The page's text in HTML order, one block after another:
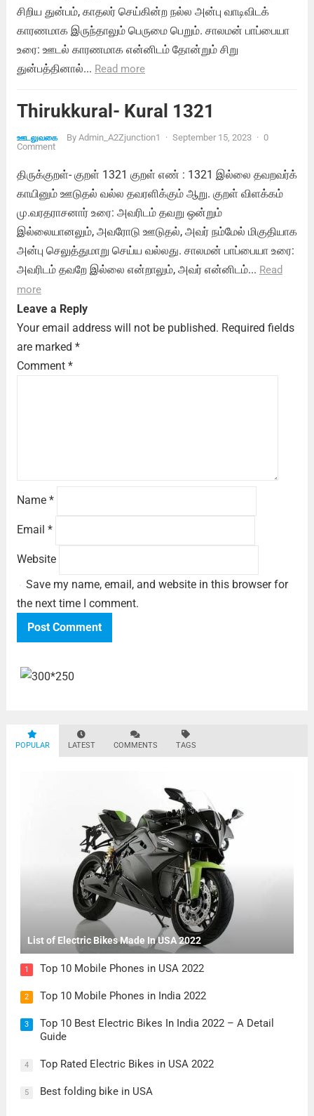
சிறிய துன்பம், காதலர் செய்கின்ற நல்ல அன்பு வாடிவிடக்
காரணமாக இருந்தாலும் பெருமை பெறும். சாலமன் பாப்பையா
உரை: ஊடல் காரணமாக என்னிடம் தோன்றும் சிறு
துன்பத்தினால்... Read more
Thirukkural- Kural 1321
ஊடலுவகை By Admin_A2Zjunction1 · September 15, 2023 · 0
Comment
திருக்குறள்- குறள் 1321 குறள் எண் : 1321 இல்லை தவறவர்க்
காயினும் ஊடுதல் வல்ல தவரளிக்கும் ஆறு. குறள் விளக்கம்
மு.வரதராசனார் உரை: அவரிடம் தவறு ஒன்றும்
இல்லையானலும், அவரோடு ஊடுதல், அவர் நம்மேல் மிகுதியாக
அன்பு செலுத்துமாறு செய்ய வல்லது. சாலமன் பாப்பையா உரை:
அவரிடம் தவறே இல்லை என்றாலும், அவர் என்னிடம்... Read
more
Leave a Reply
Your email address will not be published. Required fields
are marked *
Comment *
Name *
Email *
Website
Save my name, email, and website in this browser for
the next time I comment.
POPULAR LATEST COMMENTS TAGS
List of Electric Bikes Made In USA 2022
1 Top 10 Mobile Phones in USA 2022
2 Top 10 Mobile Phones in India 2022
3
Top 10 Best Electric Bikes In India 2022 – A Detail
Guide
4 Top Rated Electric Bikes in USA 2022
5 Best folding bike in USA